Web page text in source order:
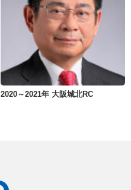
2020～2021年 大阪城北RC